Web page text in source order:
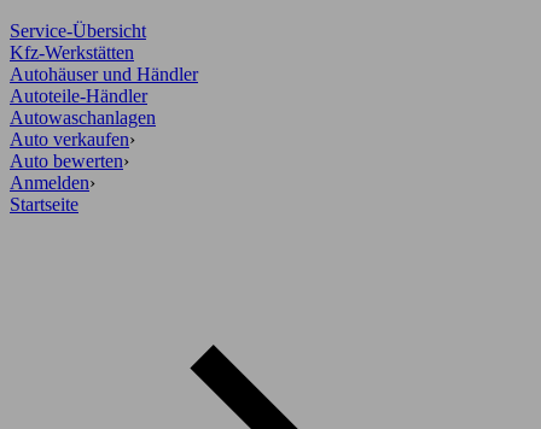
Service-Übersicht
Kfz-Werkstätten
Autohäuser und Händler
Autoteile-Händler
Autowaschanlagen
Auto verkaufen›
Auto bewerten›
Anmelden›
Startseite